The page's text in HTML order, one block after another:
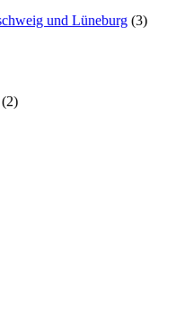
und Lüneburg (3)
(2)